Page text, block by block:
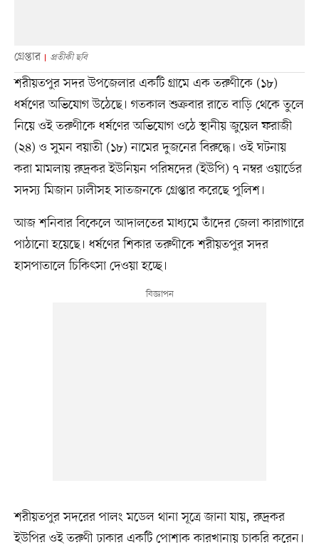
গ্রেপ্তার প্রতীকী ছবি
শরীয়তপুর সদর উপজেলার একটি গ্রামে এক তরুণীকে (১৮)
ধর্ষণের অভিযোগ উঠেছে। গতকাল শুক্রবার রাতে বাড়ি থেকে তুলে
নিয়ে ওই তরুণীকে ধর্ষণের অভিযোগ ওঠে স্থানীয় জুয়েল ফরাজী
(২৪) ও সুমন বয়াতী (১৮) নামের দুজনের বিরুদ্ধে। ওই ঘটনায়
করা মামলায় রুদ্রকর ইউনিয়ন পরিষদের (ইউপি) ৭ নম্বর ওয়ার্ডের
সদস্য মিজান ঢালীসহ সাতজনকে গ্রেপ্তার করেছে পুলিশ।
আজ শনিবার বিকেলে আদালতের মাধ্যমে তাঁদের জেলা কারাগারে
পাঠানো হয়েছে। ধর্ষণের শিকার তরুণীকে শরীয়তপুর সদর
হাসপাতালে চিকিৎসা দেওয়া হচ্ছে।
শরীয়তপুর সদরের পালং মডেল থানা সূত্রে জানা যায়, রুদ্রকর
ইউপির ওই তরুণী ঢাকার একটি পোশাক কারখানায় চাকরি করেন।